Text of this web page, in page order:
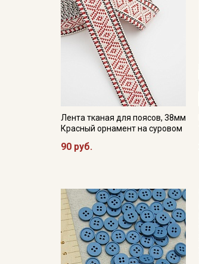
Лента тканая для поясов, 38мм
Красный орнамент на суровом
90 руб.